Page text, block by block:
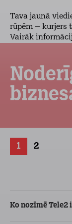
Tava jaunā
rūpēm – kurjers
Vairāk
1 2
Ko nozīmē Tele2